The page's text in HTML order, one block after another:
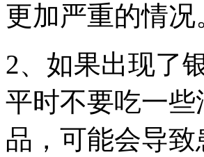
更加严重的情况
2、如果出现了
平时不要吃一
品，可能会导